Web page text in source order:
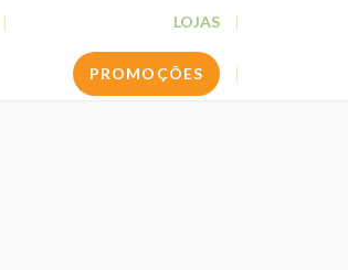
LOJAS
PROMOÇÕES